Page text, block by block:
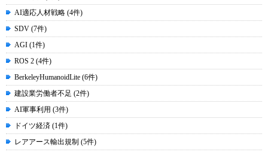
AI適応人材戦略 (4件)
SDV (7件)
AGI (1件)
ROS 2 (4件)
BerkeleyHumanoidLite (6件)
建設業労働者不足 (2件)
AI軍事利用 (3件)
ドイツ経済 (1件)
レアアース輸出規制 (5件)